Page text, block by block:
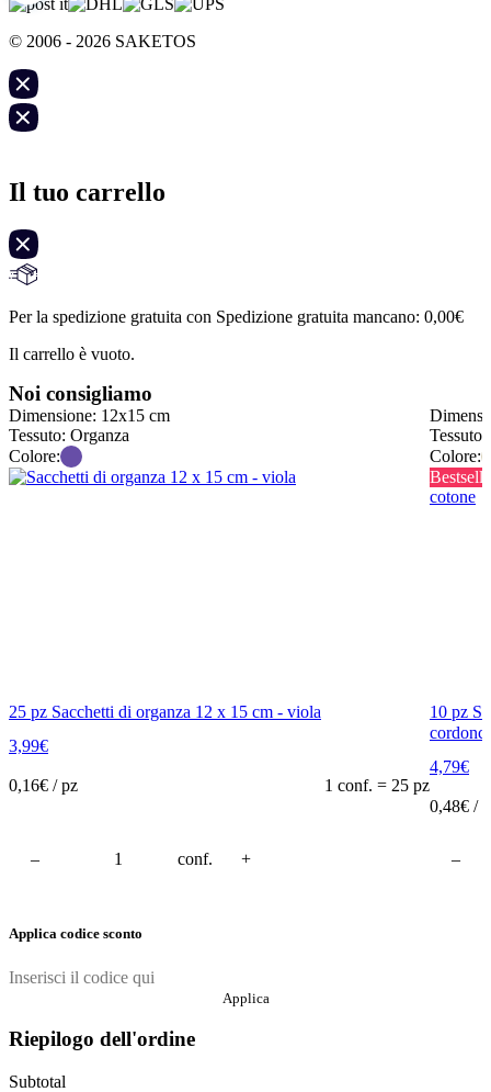
© 2006 - 2026 SAKETOS
Il tuo carrello
Per la spedizione gratuita con Spedizione gratuita mancano: 0,00€
Il carrello è vuoto.
Noi consigliamo
Dimensione: 12x15 cm
Tessuto: Organza
Colore:
25 pz Sacchetti di organza 12 x 15 cm - viola
3,99€
0,16€ / pz 1 conf. = 25 pz
– conf. +
Colore:
10 pz
4,79€
0,48€ /
–
Add to cart
Applica codice sconto
Applica
Riepilogo dell'ordine
Subtotal